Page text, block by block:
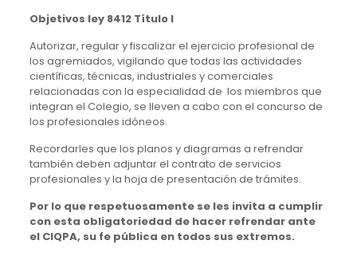
Objetivos ley 8412 Título I
Autorizar, regular y fiscalizar el ejercicio profesional de
los agremiados, vigilando que todas las actividades
científicas, técnicas, industriales y comerciales
relacionadas con la especialidad de los miembros que
integran el Colegio, se lleven a cabo con el concurso de
los profesionales idóneos.
Recordarles que los planos y diagramas a refrendar
también deben adjuntar el contrato de servicios
profesionales y la hoja de presentación de trámites.
Por lo que respetuosamente se les invita a cumplir
con esta obligatoriedad de hacer refrendar ante
el CIQPA, su fe pública en todos sus extremos.